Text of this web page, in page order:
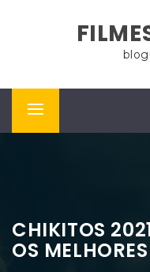
Primary
CHIKITOS
OS